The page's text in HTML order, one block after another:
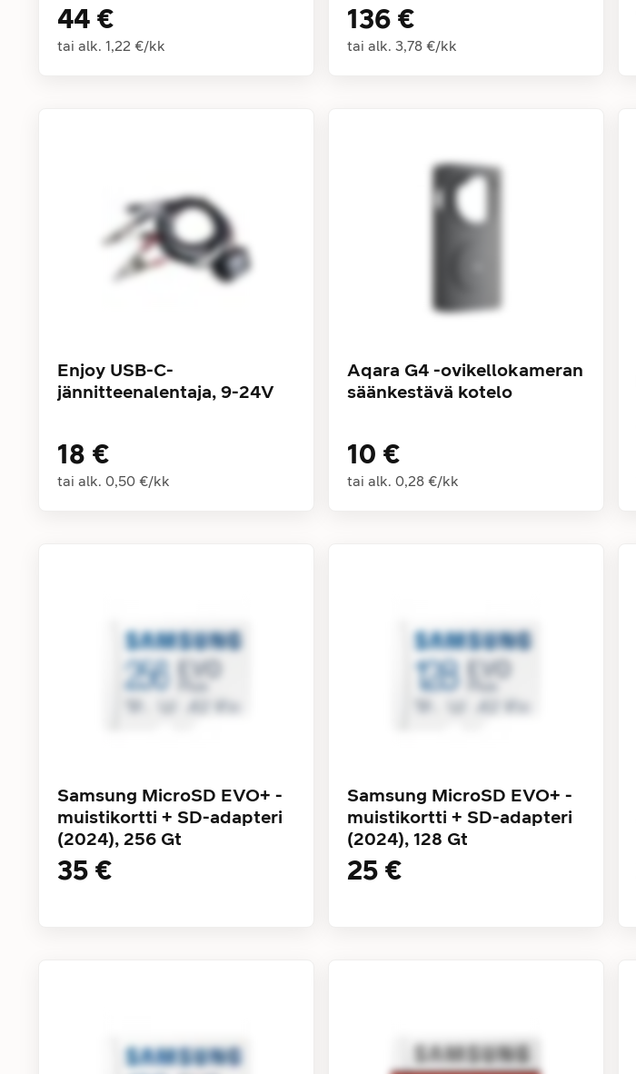
44 €
tai alk. 1,22 €/kk
136 €
tai alk. 3,78 €/kk
Enjoy USB-C-
jännitteenalentaja, 9-24V
18 €
tai alk. 0,50 €/kk
Aqara G4 -ovikellokameran
säänkestävä kotelo
10 €
tai alk. 0,28 €/kk
Samsung MicroSD EVO+ -
muistikortti + SD-adapteri
(2024), 256 Gt
35 €
Samsung MicroSD EVO+ -
muistikortti + SD-adapteri
(2024), 128 Gt
25 €